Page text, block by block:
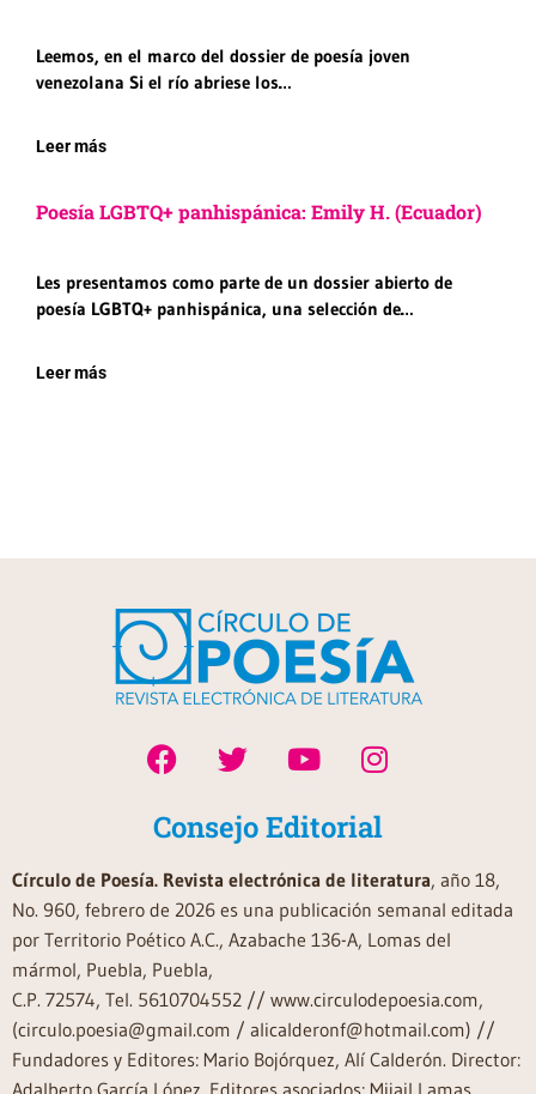
Leemos, en el marco del dossier de poesía joven
venezolana Si el río abriese los…
Leer más
Poesía LGBTQ+ panhispánica: Emily H. (Ecuador)
Les presentamos como parte de un dossier abierto de
poesía LGBTQ+ panhispánica, una selección de…
Leer más
Consejo Editorial
Círculo de Poesía. Revista electrónica de literatura, año 18,
No. 960, febrero de 2026 es una publicación semanal editada
por Territorio Poético A.C., Azabache 136-A, Lomas del
mármol, Puebla, Puebla,
C.P. 72574, Tel. 5610704552 // www.circulodepoesia.com,
(circulo.poesia@gmail.com / alicalderonf@hotmail.com) //
Fundadores y Editores: Mario Bojórquez, Alí Calderón. Director: